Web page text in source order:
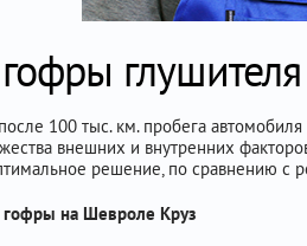
100 тыс. км. пробега
внешних и внутренних
решение, по сравнению с
на Шевроле Круз